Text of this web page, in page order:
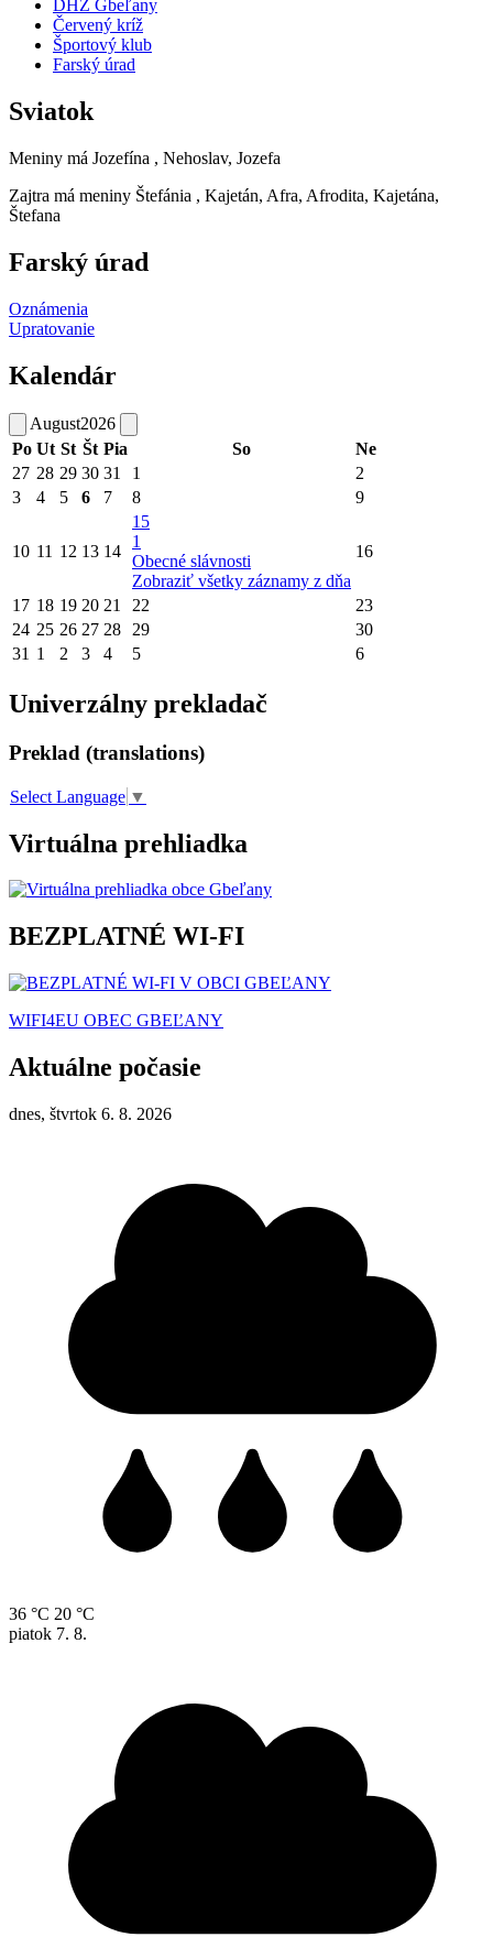
DHZ Gbeľany
Červený kríž
Športový klub
Farský úrad
Sviatok
Meniny má Jozefína , Nehoslav, Jozefa
Zajtra má meniny Štefánia , Kajetán, Afra, Afrodita, Kajetána,
Štefana
Farský úrad
Oznámenia
Upratovanie
Kalendár
August2026
Po Ut St Št Pia So
Ne
27 28 29 30 31 1
2
3
4 5 6 7 8 9
10 11 12 13 14
15
1
Obecné slávnosti
Zobraziť všetky záznamy z dňa
16
17 18 19 20 21 22
23
24 25 26 27 28 29
30
31 1 2 3 4 5 6
Univerzálny prekladač
Preklad (translations)
Select Language ▼
Virtuálna prehliadka
BEZPLATNÉ WI-FI
WIFI4EU OBEC GBEĽANY
Aktuálne počasie
dnes, štvrtok 6. 8. 2026
36 °C 20 °C
piatok 7. 8.